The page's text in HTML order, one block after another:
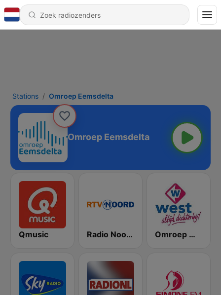
Stations Omroep Eemsdelta
Omroep Eemsdelta
Qmusic Radio Noord Omroep West